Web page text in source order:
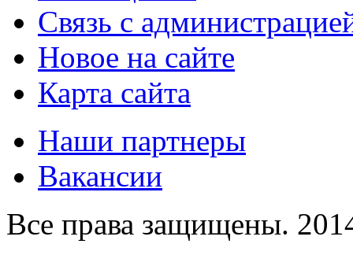
Связь с
Новое на сайте
Карта сайта
Наши партнеры
Вакансии
Все права защищены.